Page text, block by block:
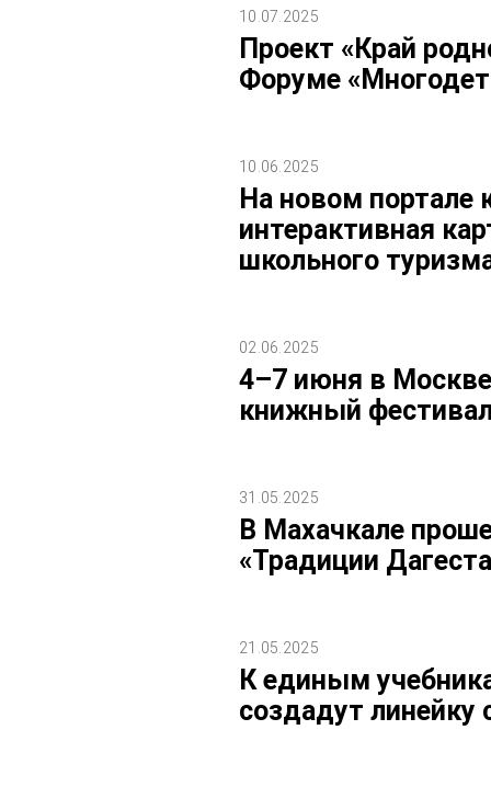
10.07.2025
Проект «Край
Форуме
10.06.2025
На новом портале
интерактивная
школьного
02.06.2025
4–7 июня в
книжный
31.05.2025
В Махачкале
«Традиции
21.05.2025
К единым
создадут линейку